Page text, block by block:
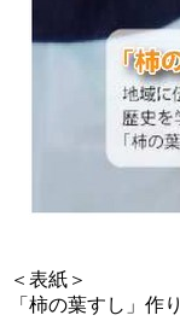
＜表紙＞
「柿の葉すし」作り